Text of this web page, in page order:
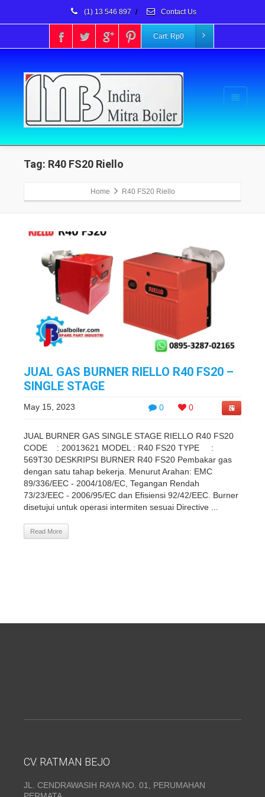
(1) 13 546 897 / Contact Us
Cart: Rp0
Tag: R40 FS20 Riello
Home R40 FS20 Riello
JUAL GAS BURNER RIELLO R40 FS20 –
SINGLE STAGE
0 0
May 15, 2023
JUAL BURNER GAS SINGLE STAGE RIELLO R40 FS20
CODE : 20013621 MODEL : R40 FS20 TYPE :
569T30 DESKRIPSI BURNER R40 FS20 Pembakar gas
dengan satu tahap bekerja. Menurut Arahan: EMC
89/336/EEC - 2004/108/EC, Tegangan Rendah
73/23/EEC - 2006/95/EC dan Efisiensi 92/42/EEC. Burner
disetujui untuk operasi intermiten sesuai Directive ...
Read More
CV. RATMAN BEJO
JL. CENDRAWASIH RAYA NO. 01, PERUMAHAN